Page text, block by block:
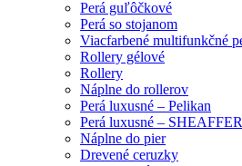
Perá guľôčkové
Perá so stojanom
Viacfarbené multifunkčné
Rollery gélové
Rollery
Náplne do rollerov
Perá luxusné – Pelikan
Perá luxusné – SHEAFFER
Náplne do pier
Drevené ceruzky